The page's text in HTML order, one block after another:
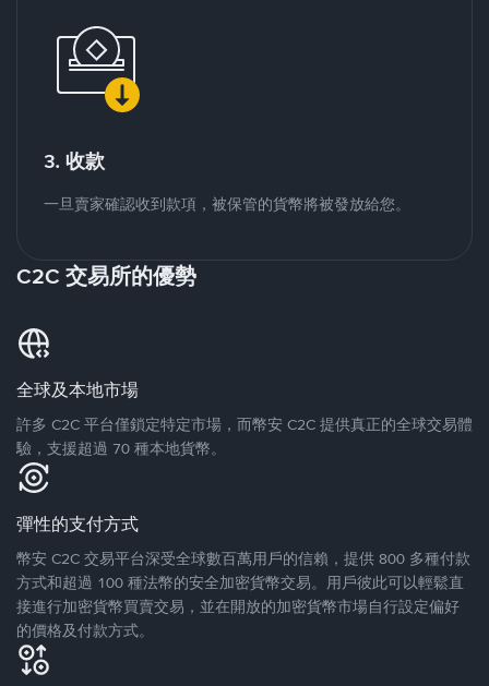
3. 收款
一旦賣家確認收到款項，被保管的貨幣將被發放給您。
C2C 交易所的優勢
全球及本地市場
許多 C2C 平台僅鎖定特定市場，而幣安 C2C 提供真正的全球交易體
驗，支援超過 70 種本地貨幣。
彈性的支付方式
幣安 C2C 交易平台深受全球數百萬用戶的信賴，提供 800 多種付款
方式和超過 100 種法幣的安全加密貨幣交易。用戶彼此可以輕鬆直
接進行加密貨幣買賣交易，並在開放的加密貨幣市場自行設定偏好
的價格及付款方式。